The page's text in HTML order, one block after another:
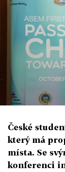
České
který má
místa. Se
konferenci